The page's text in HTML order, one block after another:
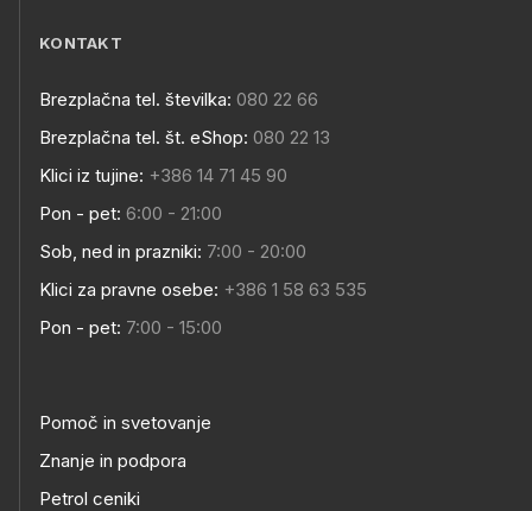
KONTAKT
Brezplačna tel. številka: 080 22 66
Brezplačna tel. št. eShop: 080 22 13
Klici iz tujine: +386 14 71 45 90
Pon - pet: 6:00 - 21:00
Sob, ned in prazniki: 7:00 - 20:00
Klici za pravne osebe: +386 1 58 63 535
Pon - pet: 7:00 - 15:00
Pomoč in svetovanje
Znanje in podpora
Petrol ceniki